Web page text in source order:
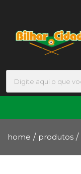
home / produtos /